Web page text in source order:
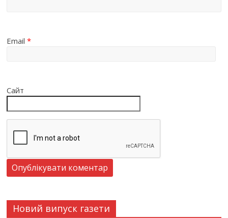
Email*
Сайт
Новий випуск газети